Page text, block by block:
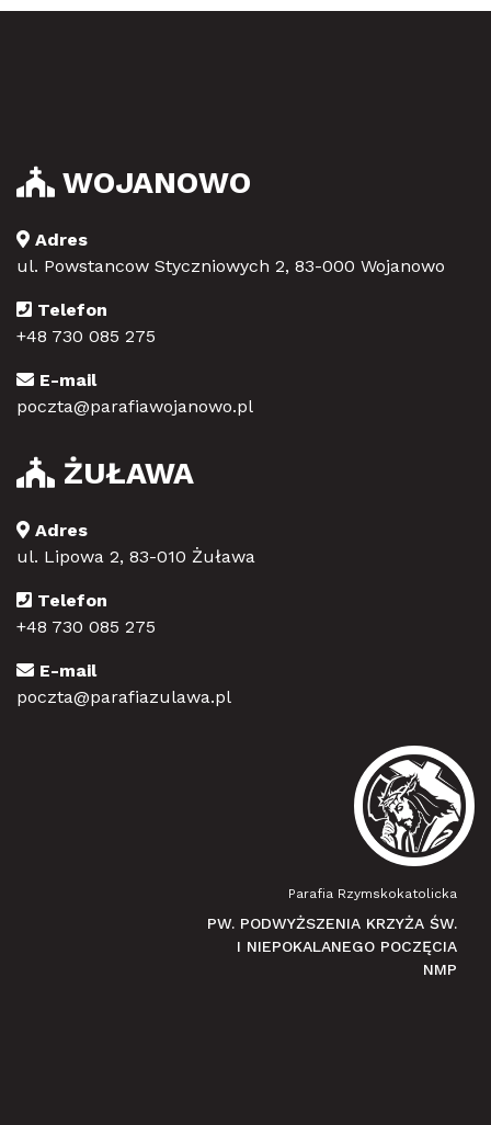
WOJANOWO
Adres
ul. Powstancow Styczniowych 2, 83-000 Wojanowo
Telefon
+48 730 085 275
E-mail
poczta@parafiawojanowo.pl
ŻUŁAWA
Adres
ul. Lipowa 2, 83-010 Żuława
Telefon
+48 730 085 275
E-mail
poczta@parafiazulawa.pl
Parafia Rzymskokatolicka
PW. PODWYŻSZENIA KRZYŻA ŚW.
I NIEPOKALANEGO POCZĘCIA
NMP